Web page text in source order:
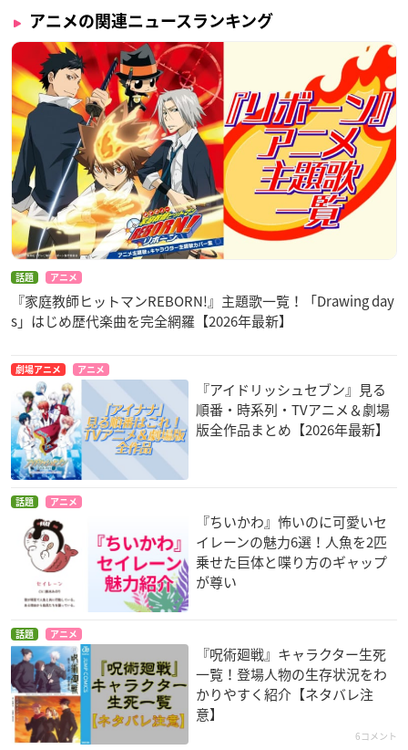
アニメの関連ニュースランキング
話題 アニメ
『家庭教師ヒットマンREBORN!』主題歌一覧！「Drawing day
s」はじめ歴代楽曲を完全網羅【2026年最新】
劇場アニメ アニメ
『アイドリッシュセブン』見る
順番・時系列・TVアニメ＆劇場
版全作品まとめ【2026年最新】
話題 アニメ
『ちいかわ』怖いのに可愛いセ
イレーンの魅力6選！人魚を2匹
乗せた巨体と喋り方のギャップ
が尊い
話題 アニメ
『呪術廻戦』キャラクター生死
一覧！登場人物の生存状況をわ
かりやすく紹介【ネタバレ注
意】
6コメント